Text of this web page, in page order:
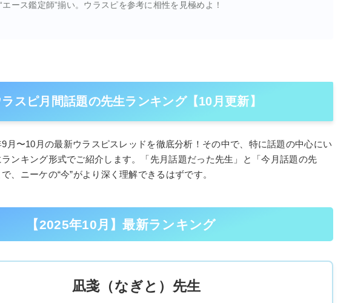
エース鑑定師”揃い。ウラスピを参考に相性を見極めよ！
スピ月間話題の先生ランキング【10月更新】
月〜10月の最新ウラスピスレッドを徹底分析！その中で、特に話題の中心にい
ンキング形式でご紹介します。「先月話題だった先生」と「今月話題の先
、ニーケの“今”がより深く理解できるはずです。
【2025年10月】最新ランキング
凪戔（なぎと）先生